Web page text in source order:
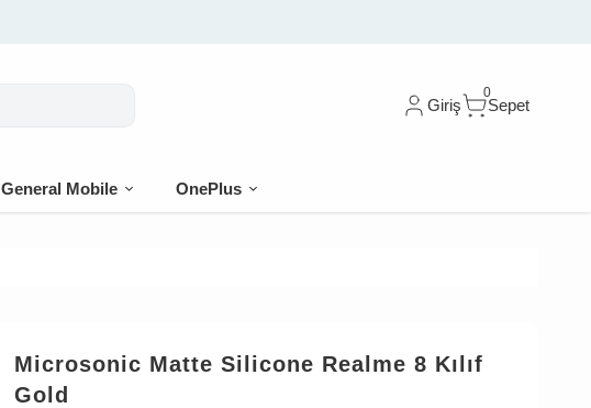
Giriş
0
Sepet
General Mobile OnePlus
Microsonic Matte Silicone Realme 8 Kılıf
Gold